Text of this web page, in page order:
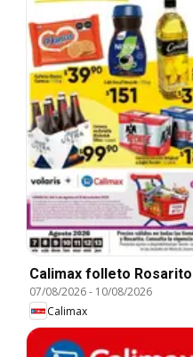
Calimax folleto Rosarito
07/08/2026- 10/08/2026
Calimax